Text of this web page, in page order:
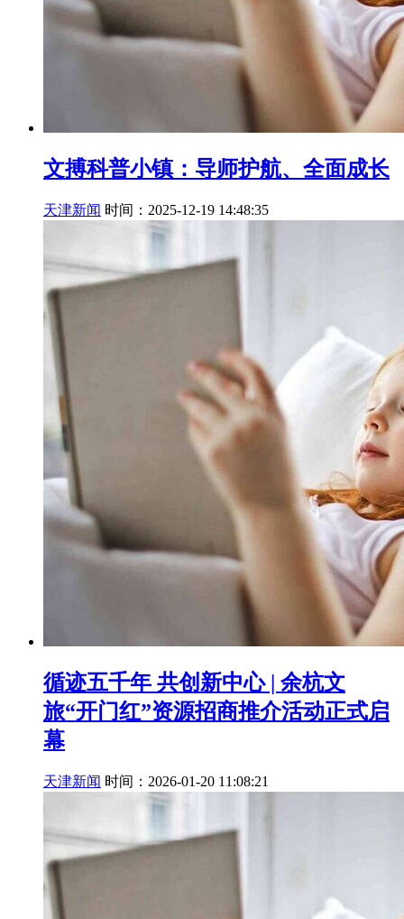
文搏科普小镇：导师护航、全面成长
天津新闻 时间：2025-12-19 14:48:35
循迹五千年 共创新中心 | 余杭文
旅“开门红”资源招商推介活动正式启
幕
天津新闻 时间：2026-01-20 11:08:21